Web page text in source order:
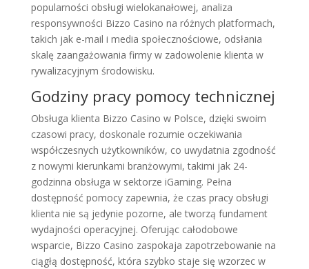
popularności obsługi wielokanałowej, analiza
responsywności Bizzo Casino na różnych platformach,
takich jak e-mail i media społecznościowe, odsłania
skalę zaangażowania firmy w zadowolenie klienta w
rywalizacyjnym środowisku.
Godziny pracy pomocy technicznej
Obsługa klienta Bizzo Casino w Polsce, dzięki swoim
czasowi pracy, doskonale rozumie oczekiwania
współczesnych użytkowników, co uwydatnia zgodność
z nowymi kierunkami branżowymi, takimi jak 24-
godzinna obsługa w sektorze iGaming. Pełna
dostępność pomocy zapewnia, że czas pracy obsługi
klienta nie są jedynie pozorne, ale tworzą fundament
wydajności operacyjnej. Oferując całodobowe
wsparcie, Bizzo Casino zaspokaja zapotrzebowanie na
ciągłą dostępność, która szybko staje się wzorzec w